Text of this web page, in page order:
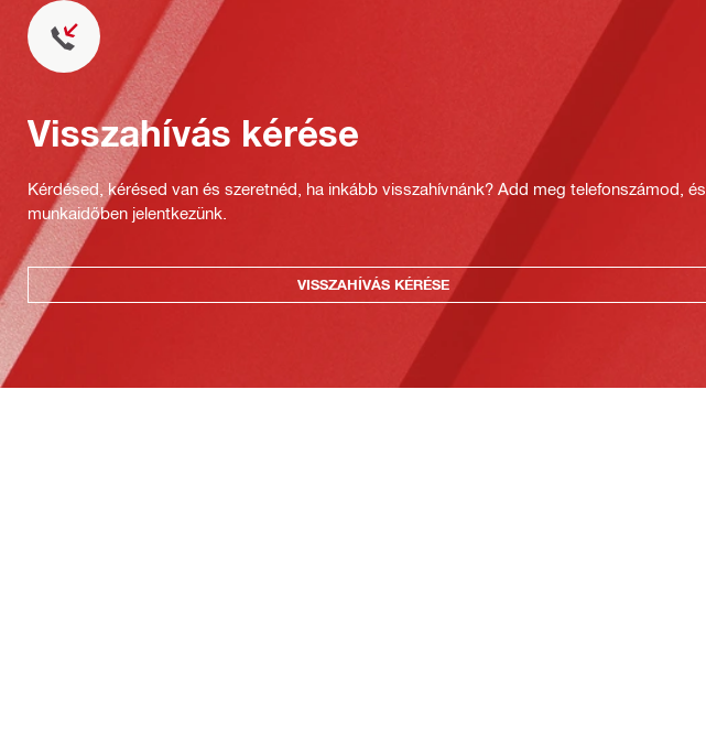
Visszahívás kérése
Kérdésed, kérésed van és szeretnéd, ha inkább visszahívnánk? Add meg telefonszámod, és
munkaidőben jelentkezünk.
VISSZAHÍVÁS KÉRÉSE